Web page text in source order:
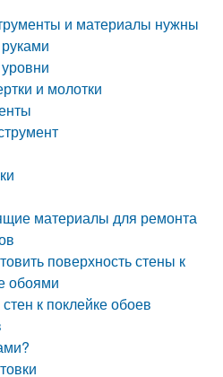
и материалы нужны
и молотки
материалы для ремонта
поверхность стены к
обоями
к поклейке обоев